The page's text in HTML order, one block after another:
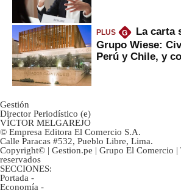
PLUS G
La carta
Grupo Wiese:
Perú y Chile, y
Gestión
Director Periodístico (e)
VÍCTOR MELGAREJO
© Empresa Editora El Comercio S.A.
Calle Paracas #532, Pueblo Libre, Lima.
Copyright© | Gestion.pe | Grupo El Comercio |
reservados
SECCIONES:
Portada -
Economía -